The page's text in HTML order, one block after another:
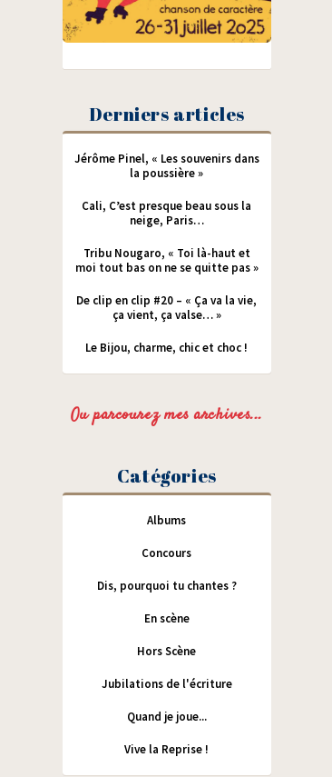
Derniers articles
Jérôme Pinel, « Les souvenirs dans
la poussière »
Cali, C’est presque beau sous la
neige, Paris…
Tribu Nougaro, « Toi là-haut et
moi tout bas on ne se quitte pas »
De clip en clip #20 – « Ça va la vie,
ça vient, ça valse… »
Le Bijou, charme, chic et choc !
Ou parcourez mes archives...
Catégories
Albums
Concours
Dis, pourquoi tu chantes ?
En scène
Hors Scène
Jubilations de l'écriture
Quand je joue...
Vive la Reprise !